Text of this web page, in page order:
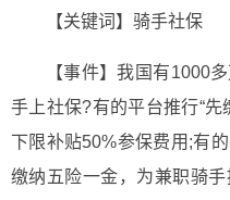
【关键词】骑手社保
【事件】我国有1000
手上社保?有的平台推行“
下限补贴50%参保费用;有
缴纳五险一金，为兼职骑